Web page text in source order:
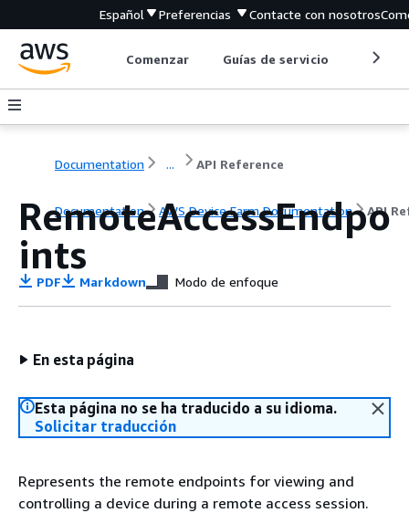
Español Preferencias Contacte con nosotros
Comenzar Guías de servicio
Documentation ... API Reference
Documentation AWS Device Farm Documentation API
RemoteAccessEndpo
ints
PDF Markdown Modo de enfoque
En esta página
Esta página no se ha traducido a su idioma.
Solicitar traducción
Represents the remote endpoints for viewing and
controlling a device during a remote access session.